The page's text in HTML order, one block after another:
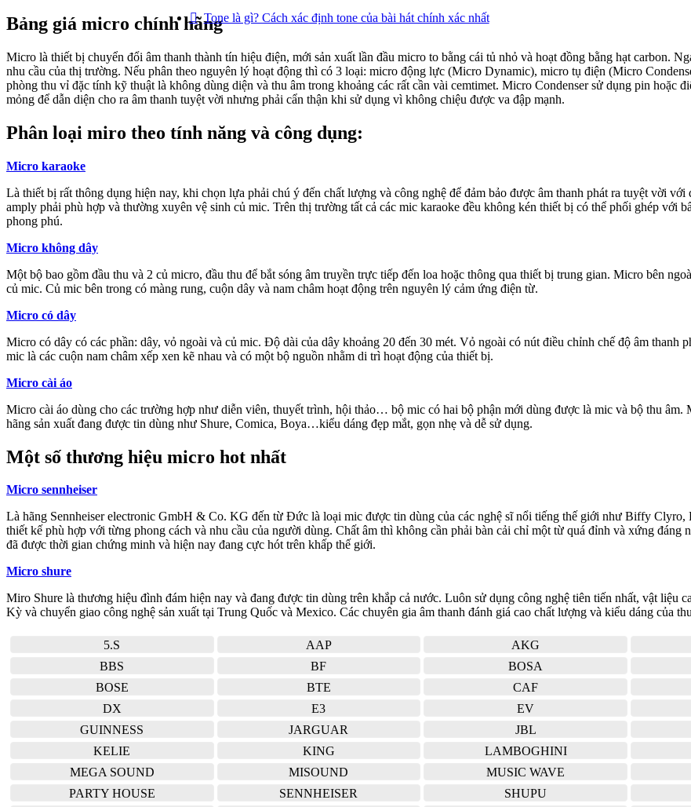
Bảng giá micro chính hãng
Micro là thiết bị chuyển đổi âm thanh thành tín hiệu điện, mới sản xuất lần đầu micro to bằng cái tủ nhỏ và hoạt đồng bằng hạt carbon.
nhu cầu của thị trường. Nếu phân theo nguyên lý hoạt động thì có 3 loại: micro động lực (Micro Dynamic), micro tụ điện (Micro
phòng thu vỉ đặc tính kỹ thuật là không dùng diện và thu âm trong khoảng các rất cần vài cemtimet. Micro Condenser sử dụng pin hoặc
mỏng để dẫn diện cho ra âm thanh tuyệt vời nhưng phải cẩn thận khi sử dụng vì không chiệu được va đập mạnh.
Phân loại miro theo tính năng và công dụng:
Micro karaoke
Là thiết bị rất thông dụng hiện nay, khi chọn lựa phải chú ý đến chất lượng và công nghệ để đảm bảo được âm thanh phát ra tuyệt vời
amply phải phù hợp và thường xuyên vệ sinh củ mic. Trên thị trường tất cả các mic karaoke đều không kén thiết bị có thể phối ghép với
phong phú.
Micro không dây
Một bộ bao gồm đầu thu và 2 củ micro, đầu thu để bắt sóng âm truyền trực tiếp đến loa hoặc thông qua thiết bị trung gian. Micro bên
củ mic. Củ mic bên trong có màng rung, cuộn dây và nam châm hoạt động trên nguyên lý cảm ứng điện từ.
Micro có dây
Micro có dây có các phần: dây, vỏ ngoài và củ mic. Độ dài của dây khoảng 20 đến 30 mét. Vỏ ngoài có nút điều chỉnh chế độ âm thanh
mic là các cuộn nam châm xếp xen kẽ nhau và có một bộ nguồn nhằm di trì hoạt động của thiết bị.
Micro cài áo
Micro cài áo dùng cho các trường hợp như diễn viên, thuyết trình, hội thảo… bộ mic có hai bộ phận mới dùng được là mic và bộ thu âm.
hãng sản xuất đang được tin dùng như Shure, Comica, Boya…kiểu dáng đẹp mắt, gọn nhẹ và dễ sử dụng.
Một số thương hiệu micro hot nhất
Micro sennheiser
Là hãng Sennheiser electronic GmbH & Co. KG đến từ Đức là loại mic được tin dùng của các nghệ sĩ nổi tiếng thế giới như Biffy Clyro,
thiết kế phù hợp với từng phong cách và nhu cầu của người dùng. Chất âm thì không cần phải bàn cải chỉ một từ quá đỉnh và xứng
đã được thời gian chứng minh và hiện nay đang cực hót trên khấp thế giới.
Micro shure
Miro Shure là thương hiệu đình đám hiện nay và đang được tin dùng trên khắp cả nước. Luôn sử dụng công nghệ tiên tiến nhất, vật
Kỳ và chuyển giao công nghệ sản xuất tại Trung Quốc và Mexico. Các chuyên gia âm thanh đánh giá cao chất lượng và kiểu dáng của
5.S AAP AKG
BBS
BF BOSA
BOSE
BTE CAF
DX
E3 EV
GUINNESS
JARGUAR JBL
KELIE
KING LAMBOGHINI
MEGA SOUND
MISOUND MUSIC WAVE
PARTY HOUSE
SENNHEISER SHUPU
Tone là gì? Cách xác định tone của bài hát chính xác nhất